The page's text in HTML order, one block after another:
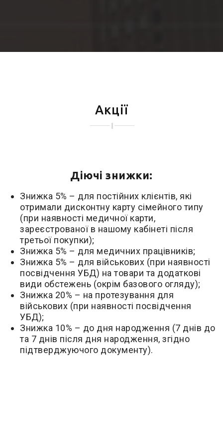
Акції
Діючі знижки:
Знижка 5% – для постійних клієнтів, які
отримали дисконтну карту сімейного типу
(при наявності медичної карти,
зареєстрованої в нашому кабінеті після
третьої покупки);
Знижка 5% – для медичних працівників;
Знижка 5% – для військових (при наявності
посвідчення УБД) на товари та додаткові
види обстежень (окрім базового огляду);
Знижка 20% – на протезування для
військових (при наявності посвідчення
УБД);
Знижка 10% – до дня народження (7 днів до
та 7 днів після дня народження, згідно
підтверджуючого документу).